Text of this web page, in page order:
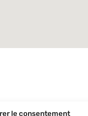
le consentement